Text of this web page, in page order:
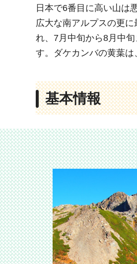
日本で6番目に高い山は
広大な南アルプスの更
れ、7月中旬から8月中
す。ダケカンバの黄葉は
基本情報